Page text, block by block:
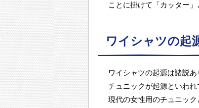
ことに掛けて「カッター
ワイシャツの起
ワイシャツの起源は諸説
チュニックが起源といわれ
現代の女性用のチュニッ